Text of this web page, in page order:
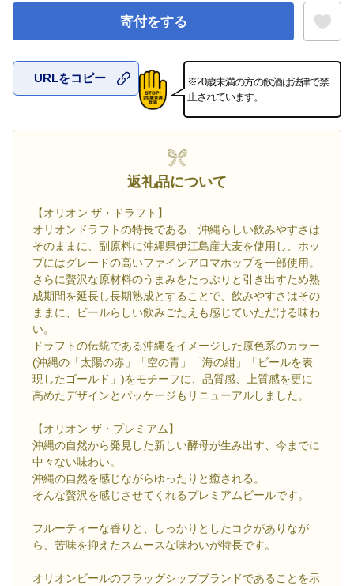
寄付をする
お気に入
URLをコピー
※20歳未満の方の飲酒は法律で禁
止されています。
返礼品について
【オリオン ザ・ドラフト】
オリオンドラフトの特長である、沖縄らしい飲みやすさは
そのままに、副原料に沖縄県伊江島産大麦を使用し、ホッ
プにはグレードの高いファインアロマホップを一部使用。
さらに贅沢な原材料のうまみをたっぷりと引き出すため熟
成期間を延長し長期熟成とすることで、飲みやすさはその
ままに、ビールらしい飲みごたえも感じていただける味わ
い。
ドラフトの伝統である沖縄をイメージした原色系のカラー
(沖縄の「太陽の赤」「空の青」「海の紺」「ビールを表
現したゴールド」)をモチーフに、品質感、上質感を更に
高めたデザインとパッケージもリニューアルしました。
【オリオン ザ・プレミアム】
沖縄の自然から発見した新しい酵母が生み出す、今までに
中々ない味わい。
沖縄の自然を感じながらゆったりと癒される。
そんな贅沢を感じさせてくれるプレミアムビールです。
フルーティーな香りと、しっかりとしたコクがありなが
ら、苦味を抑えたスムースな味わいが特長です。
オリオンビールのフラッグシップブランドであることを示